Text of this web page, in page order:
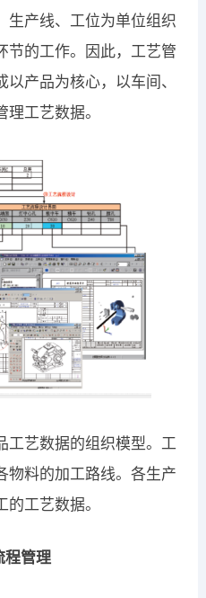
生产线、工位为单位组织
节的工作。因此，工艺管
产品为核心，以车间、
工艺数据。
工艺数据的组织模型。工
物料的加工路线。各生产
工艺数据。
程管理